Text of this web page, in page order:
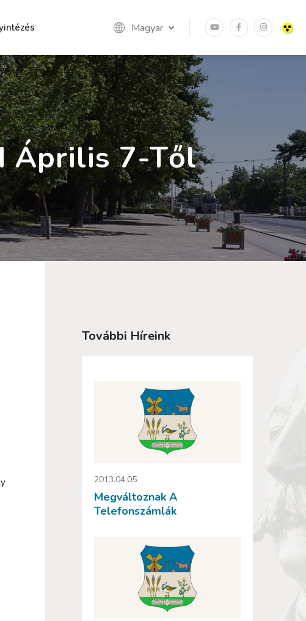
Magyar
Április 7-Től
További Híreink
2013.04.05
Megváltoznak A
Telefonszámlák